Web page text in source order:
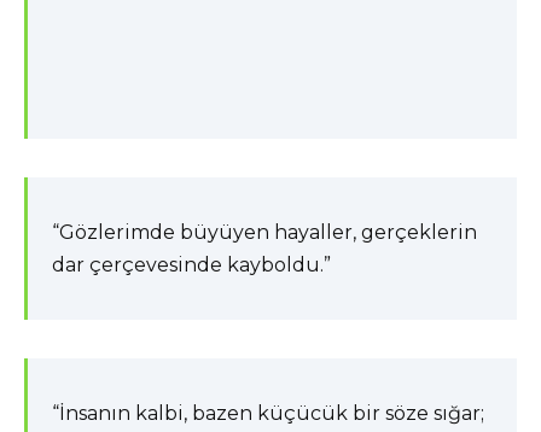
“Gözlerimde büyüyen hayaller, gerçeklerin
dar çerçevesinde kayboldu.”
“İnsanın kalbi, bazen küçücük bir söze sığar;